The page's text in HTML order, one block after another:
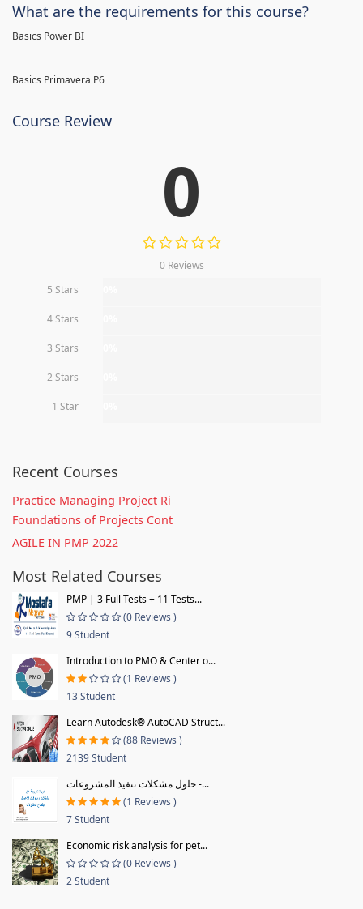
What are the requirements for this course?
Basics Power BI
Basics Primavera P6
Course Review
0
0 Reviews
5 Stars
4 Stars
3 Stars
2 Stars
1 Star
Recent Courses
Practice Managing Project Ri
Foundations of Projects Cont
AGILE IN PMP 2022
Most Related Courses
PMP | 3 Full Tests + 11 Tests...
(0 Reviews )
9 Student
Introduction to PMO & Center o...
(1 Reviews )
13 Student
Learn Autodesk® AutoCAD Struct...
(88 Reviews )
2139 Student
حلول مشكلات تنفيذ المشروعات -...
(1 Reviews )
7 Student
Economic risk analysis for pet...
(0 Reviews )
2 Student